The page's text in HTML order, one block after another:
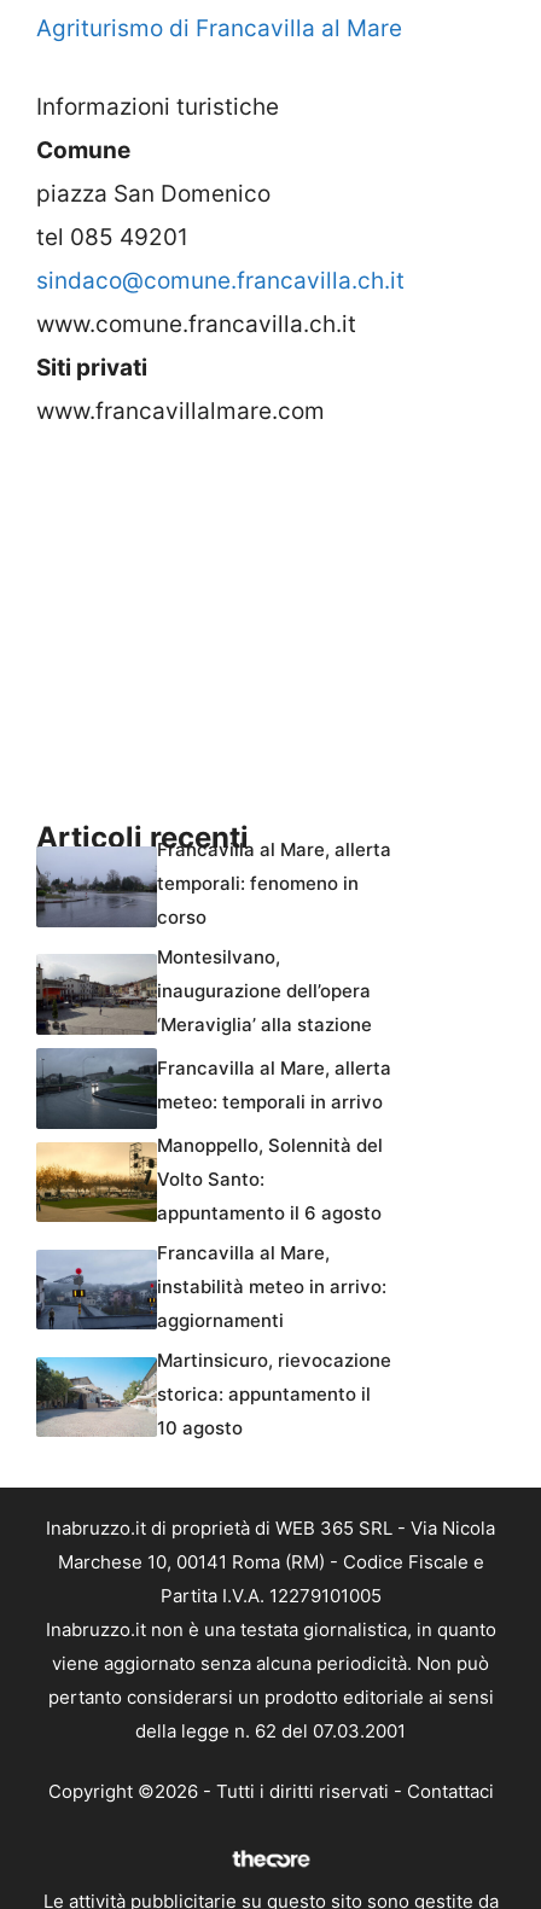
Agriturismo di Francavilla al Mare
Informazioni turistiche
Comune
piazza San Domenico
tel 085 49201
sindaco@comune.francavilla.ch.it
www.comune.francavilla.ch.it
Siti privati
www.francavillalmare.com
Articoli recentiFrancavilla al Mare, allerta
temporali: fenomeno in
corso
Montesilvano,
inaugurazione dell’opera
‘Meraviglia’ alla stazione
Francavilla al Mare, allerta
meteo: temporali in arrivo
Manoppello, Solennità del
Volto Santo:
appuntamento il 6 agosto
Francavilla al Mare,
instabilità meteo in arrivo:
aggiornamenti
Martinsicuro, rievocazione
storica: appuntamento il
10 agosto
Inabruzzo.it di proprietà di WEB 365 SRL - Via Nicola
Marchese 10, 00141 Roma (RM) - Codice Fiscale e
Partita I.V.A. 12279101005
Inabruzzo.it non è una testata giornalistica, in quanto
viene aggiornato senza alcuna periodicità. Non può
pertanto considerarsi un prodotto editoriale ai sensi
della legge n. 62 del 07.03.2001
Copyright ©2026 - Tutti i diritti riservati - Contattaci
Le attività pubblicitarie su questo sito sono gestite da